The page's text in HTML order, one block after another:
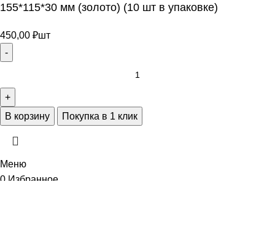
155*115*30 мм (золото) (10 шт в упаковке)
450,00 ₽шт
В корзину Покупка в 1 клик
Меню
0 Избранное